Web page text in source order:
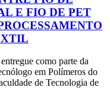
E FIO DE PET
como parte da
em Polímeros do
de Tecnologia de